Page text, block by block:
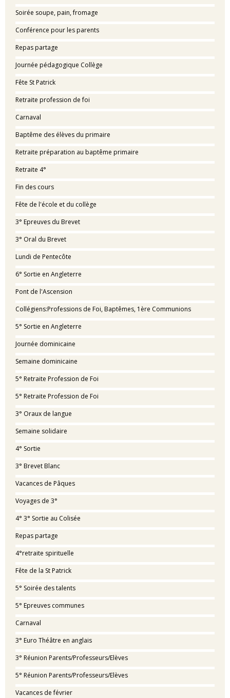
Soirée soupe, pain, fromage
Conférence pour les parents
Repas partage
Journée pédagogique Collège
Fête St Patrick
Retraite profession de foi
Carnaval
Baptême des élèves du primaire
Retraite préparation au baptême primaire
Retraite 4°
Fin des cours
Fête de l'école et du collège
3° Epreuves du Brevet
3° Oral du Brevet
Lundi de Pentecôte
6° Sortie en Angleterre
Pont de l'Ascension
Collégiens:Professions de Foi, Baptêmes, 1ère Communions
5° Sortie en Angleterre
Journée dominicaine
Semaine dominicaine
5° Retraite Profession de Foi
5° Retraite Profession de Foi
3° Oraux de langue
Semaine solidaire
4° Sortie
3° Brevet Blanc
Vacances de Pâques
Voyages de 3°
4° 3° Sortie au Colisée
Repas partage
4°retraite spirituelle
Fête de la St Patrick
5° Soirée des talents
5° Epreuves communes
Carnaval
3° Euro Théâtre en anglais
3° Réunion Parents/Professeurs/Elèves
5° Réunion Parents/Professeurs/Elèves
Vacances de février